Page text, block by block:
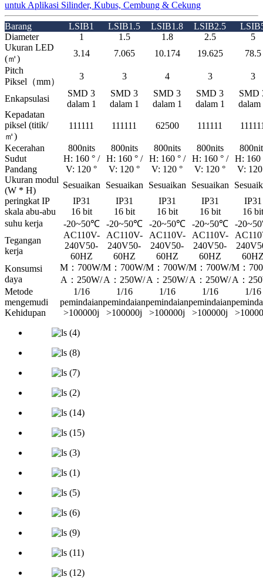
untuk Aplikasi Silinder, Kubus, Cembung & Cekung
Barang LSIB1 LSIB1.5 LSIB1.8 LSIB2.5
Diameter
1 1.5 1.8 2.5
5
Ukuran LED
(㎡)
3.14 7.065 10.174 19.625
78.5
Pitch
Piksel（mm）
3 3 4 3 3
Enkapsulasi
SMD 3
dalam 1
SMD 3
dalam 1
SMD 3
dalam 1
SMD 3
dalam 1
SMD
dalam
Kepadatan
piksel (titik/
㎡)
111111 111111 62500 111111
Kecerahan 800nits 800nits 800nits 800nits
Sudut
Pandang
H: 160 ° /
V: 120 °
H: 160 ° /
V: 120 °
H: 160 ° /
V: 120 °
H: 160 ° /
V: 120 °
H: 160
V: 120
Ukuran modul
(W * H)
Sesuaikan Sesuaikan Sesuaikan Sesuaikan
peringkat IP
IP31 IP31 IP31 IP31
IP31
skala abu-abu
16 bit 16 bit 16 bit 16 bit
16 bit
suhu kerja
-20~50℃ -20~50℃ -20~50℃ -20~50℃
-
Tegangan
kerja
AC110V-
240V50-
60HZ
AC110V-
240V50-
60HZ
AC110V-
240V50-
60HZ
AC110V-
240V50-
60HZ
240V
Konsumsi
daya
M：700W/
A：250W/
M：700W/
A：250W/
M：700W/
A：250W/
M：700W/
A：250W/
M：
A：
Metode
mengemudi
1/16
pemindaian
1/16
pemindaian
1/16
pemindaian
1/16
pemindaian
1/16
Kehidupan
>100000j >100000j >100000j >100000j